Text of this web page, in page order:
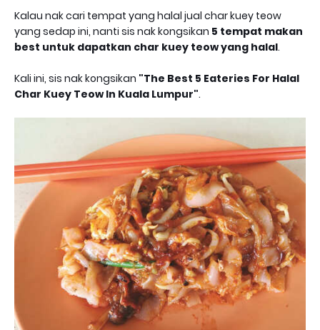
Kalau nak cari tempat yang halal jual char kuey teow
yang sedap ini, nanti sis nak kongsikan 5 tempat makan
best untuk dapatkan char kuey teow yang halal.
Kali ini, sis nak kongsikan "The Best 5 Eateries For Halal
Char Kuey Teow In Kuala Lumpur".